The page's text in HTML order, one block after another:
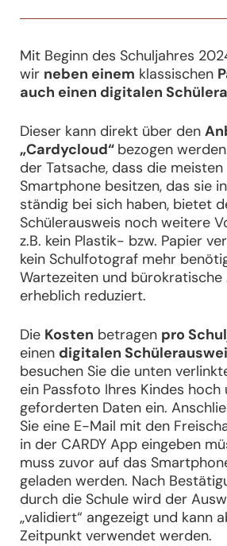
Mit Beginn des Schuljahres
wir neben einem klassischen
auch einen digitalen
Dieser kann direkt über den
„Cardycloud“ bezogen
der Tatsache, dass die
Smartphone besitzen, das sie
ständig bei sich haben, bietet
Schülerausweis noch weitere
z.B. kein Plastik- bzw. Papier
kein Schulfotograf mehr
Wartezeiten und
erheblich reduziert.
Die Kosten betragen pro
einen digitalen
besuchen Sie die unten
ein Passfoto Ihres Kindes
geforderten Daten ein.
Sie eine E-Mail mit den
in der CARDY App eingeben
muss zuvor auf das
geladen werden. Nach
durch die Schule wird der
„validiert“ angezeigt und kann
Zeitpunkt verwendet werden.